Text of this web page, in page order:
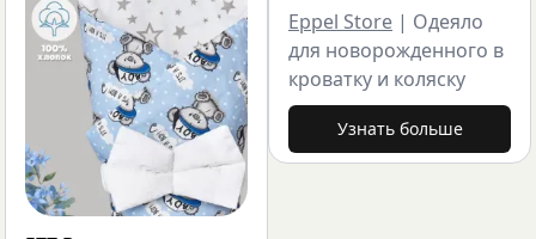
Eppel Store | Одеяло
для новорожденного в
кроватку и коляску
Узнать больше